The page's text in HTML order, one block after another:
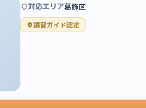
対応エリア葛飾区
講習ガイド認定